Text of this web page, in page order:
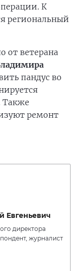
К
региональный
от ветерана
пандус во
Также
ремонт
Евгеньевич
директора
журналист